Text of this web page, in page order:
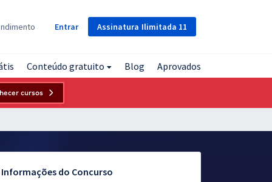
Assinatura Ilimitada 11
Entrar
Conteúdo gratuito Blog Aprovados
cursos
Informações do Concurso